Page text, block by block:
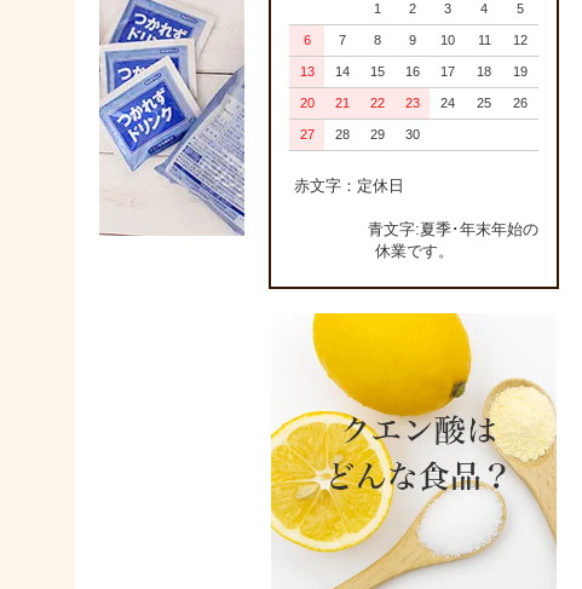
1 2 3 4 5
6 7 8 9 10 11 12
13 14 15 16 17 18 19
20 21 22 23 24 25 26
27 28 29 30
赤文字：定休日
青文字:夏季･年末年始の
休業です。